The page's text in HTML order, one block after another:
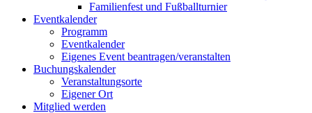
Familienfest und Fußballturnier
Eventkalender
Programm
Eventkalender
Eigenes Event beantragen/veranstalten
Buchungskalender
Veranstaltungsorte
Eigener Ort
Mitglied werden